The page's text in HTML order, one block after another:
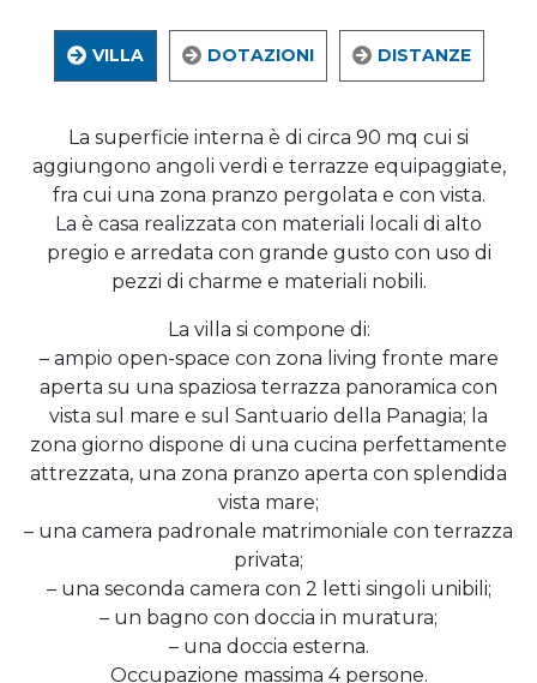
VILLA DOTAZIONI DISTANZE
La superficie interna è di circa 90 mq cui si
aggiungono angoli verdi e terrazze equipaggiate,
fra cui una zona pranzo pergolata e con vista.
La è casa realizzata con materiali locali di alto
pregio e arredata con grande gusto con uso di
pezzi di charme e materiali nobili.
La villa si compone di:
– ampio open-space con zona living fronte mare
aperta su una spaziosa terrazza panoramica con
vista sul mare e sul Santuario della Panagia; la
zona giorno dispone di una cucina perfettamente
attrezzata, una zona pranzo aperta con splendida
vista mare;
– una camera padronale matrimoniale con terrazza
privata;
– una seconda camera con 2 letti singoli unibili;
– un bagno con doccia in muratura;
– una doccia esterna.
Occupazione massima 4 persone.